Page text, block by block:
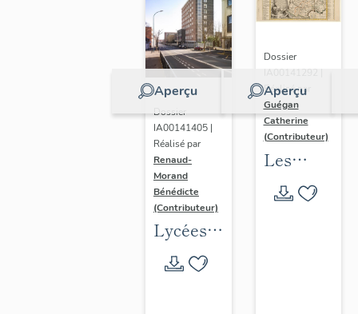
Aperçu
Dossier
IA00141405 |
Réalisé par
Renaud-
Morand
Bénédicte
(Contributeur)
Lycées
publics
en
Aperçu
Dossier
IA00141292 |
Réalisé par
Guégan
Catherine
(Contributeur)
Les
collèges
jésuites